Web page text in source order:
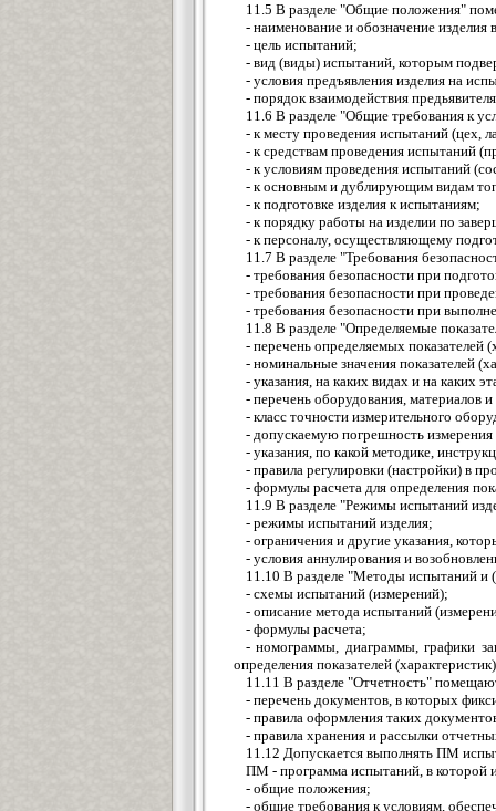
11.5 В разделе "Общие положения"
- наименование и обозначение
- цель испытаний;
- вид (виды) испытаний, которым
- условия предъявления изделия на
- порядок взаимодействия
11.6 В разделе "Общие требования к
- к месту проведения испытаний (цех,
- к средствам проведения испытаний
- к условиям проведения испытаний
- к основным и дублирующим видам
- к подготовке изделия к испытаниям;
- к порядку работы на изделии по
- к персоналу, осуществляющему
11.7 В разделе "Требования
- требования безопасности при
- требования безопасности при
- требования безопасности при
11.8 В разделе "Определяемые
- перечень определяемых показателей
- номинальные значения показателей
- указания, на каких видах и на каких
- перечень оборудования, материалов
- класс точности измерительного
- допускаемую погрешность
- указания, по какой методике,
- правила регулировки (настройки) в
- формулы расчета для определения
11.9 В разделе "Режимы испытаний
- режимы испытаний изделия;
- ограничения и другие указания,
- условия аннулирования и
11.10 В разделе "Методы испытаний и
- схемы испытаний (измерений);
- описание метода испытаний
- формулы расчета;
- номограммы, диаграммы, графики
определения показателей
11.11 В разделе "Отчетность"
- перечень документов, в которых
- правила оформления таких
- правила хранения и рассылки
11.12 Допускается выполнять ПМ
ПМ - программа испытаний, в которой
- общие положения;
- общие требования к условиям,